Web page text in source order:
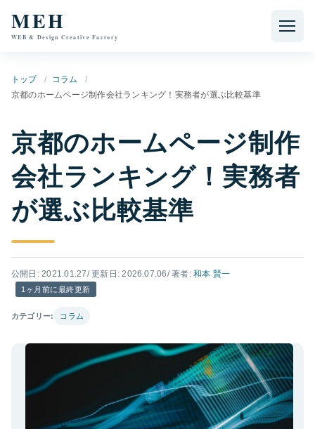
MEH
WEB & Design Creative Factory
トップ
コラム
京都のホームページ制作会社ランキング！実務者が選ぶ比較基準
京都のホームページ制作
会社ランキング！実務者
が選ぶ比較基準
公開日: 2021.01.27/ 更新日: 2026.07.06/ 著者:和本 賢一
1ヶ月前に最終更新
カテゴリー: コラム